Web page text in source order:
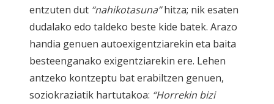
entzuten dut “nahikotasuna”hitza; nik esaten
dudalako edo taldeko beste kide batek. Arazo
handia genuen autoexigentziarekin eta baita
besteenganako exigentziarekin ere. Lehen
antzeko kontzeptu bat erabiltzen genuen,
soziokraziatik hartutakoa: “Horrekin bizi